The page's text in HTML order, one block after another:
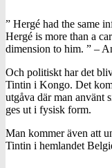
” Hergé had the same
Hergé is more than a
dimension to him. ” –
Och politiskt har det
Tintin i Kongo. Det
utgåva där man använt
ges ut i fysisk form.
Man kommer även att
Tintin i hemlandet